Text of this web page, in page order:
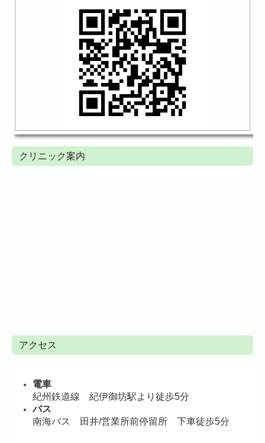
クリニック案内
アクセス
電車
紀州鉄道線 紀伊御坊駅より徒歩5分
バス
南海バス 田井/営業所前停留所 下車徒歩5分